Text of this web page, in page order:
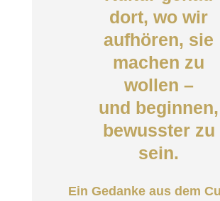
dort, wo wir
aufhören, sie
machen zu
wollen –
und beginnen,
bewusster zu
sein.
Ein Gedanke aus dem